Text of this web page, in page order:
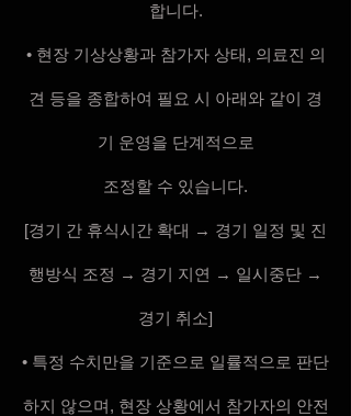
합니다.
• 현장 기상상황과 참가자 상태, 의료진 의
견 등을 종합하여 필요 시 아래와 같이 경
기 운영을 단계적으로
조정할 수 있습니다.
[경기 간 휴식시간 확대 → 경기 일정 및 진
행방식 조정 → 경기 지연 → 일시중단 →
경기 취소]
• 특정 수치만을 기준으로 일률적으로 판단
하지 않으며, 현장 상황에서 참가자의 안전